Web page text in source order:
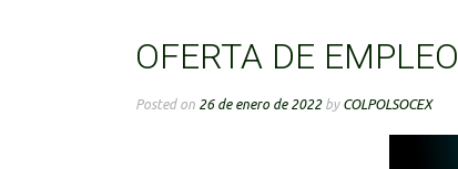
OFERTA DE EMPLEO
Posted on 26 de enero de 2022by COLPOLSOCEX